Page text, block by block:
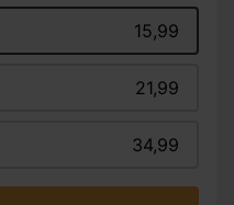
15,99
21,99
34,99